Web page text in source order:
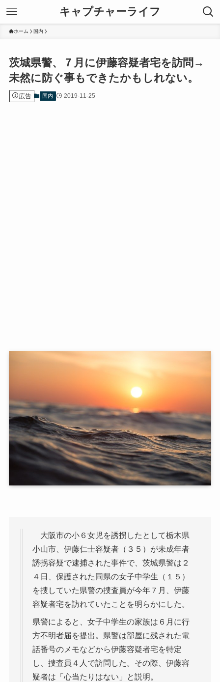
キャプチャーライフ
ホーム 国内
茨城県警、７月に伊藤容疑者宅を訪問→
未然に防ぐ事もできたかもしれない。
広告 国内 2019-11-25
大阪市の小６女児を誘拐したとして栃木県
小山市、伊藤仁士容疑者（３５）が未成年者
誘拐容疑で逮捕された事件で、茨城県警は２
４日、保護された同県の女子中学生（１５）
を捜していた県警の捜査員が今年７月、伊藤
容疑者宅を訪れていたことを明らかにした。
県警によると、女子中学生の家族は６月に行
方不明者届を提出。県警は部屋に残された電
話番号のメモなどから伊藤容疑者宅を特定
し、捜査員４人で訪問した。その際、伊藤容
疑者は「心当たりはない」と説明。